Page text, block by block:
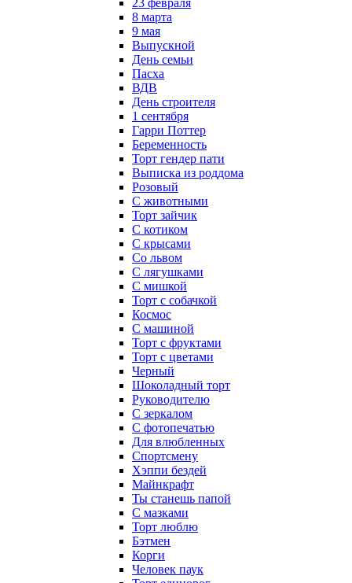
23 февраля
8 марта
9 мая
Выпускной
День семьи
Пасха
ВДВ
День строителя
1 сентября
Гарри Поттер
Беременность
Торт гендер пати
Выписка из роддома
Розовый
С животными
Торт зайчик
С котиком
С крысами
Со львом
С лягушками
С мишкой
Торт с собачкой
Космос
С машиной
Торт с фруктами
Торт с цветами
Черный
Шоколадный торт
Руководителю
С зеркалом
С фотопечатью
Для влюбленных
Спортсмену
Хэппи бездей
Майнкрафт
Ты станешь папой
С мазками
Торт люблю
Бэтмен
Корги
Человек паук